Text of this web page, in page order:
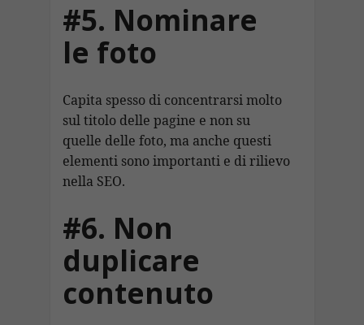
#5. Nominare
le foto
Capita spesso di concentrarsi molto
sul titolo delle pagine e non su
quelle delle foto, ma anche questi
elementi sono importanti e di rilievo
nella SEO.
#6. Non
duplicare
contenuto